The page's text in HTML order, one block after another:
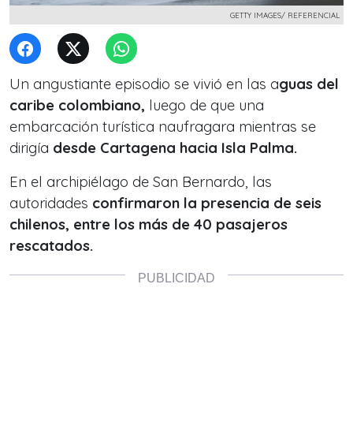
GETTY IMAGES/ REFERENCIAL
Un angustiante episodio se vivió en las aguas del
caribe colombiano, luego de que una
embarcación turística naufragara mientras se
dirigía desde Cartagena hacia Isla Palma.
En el archipiélago de San Bernardo, las
autoridades confirmaron la presencia de seis
chilenos, entre los más de 40 pasajeros
rescatados.